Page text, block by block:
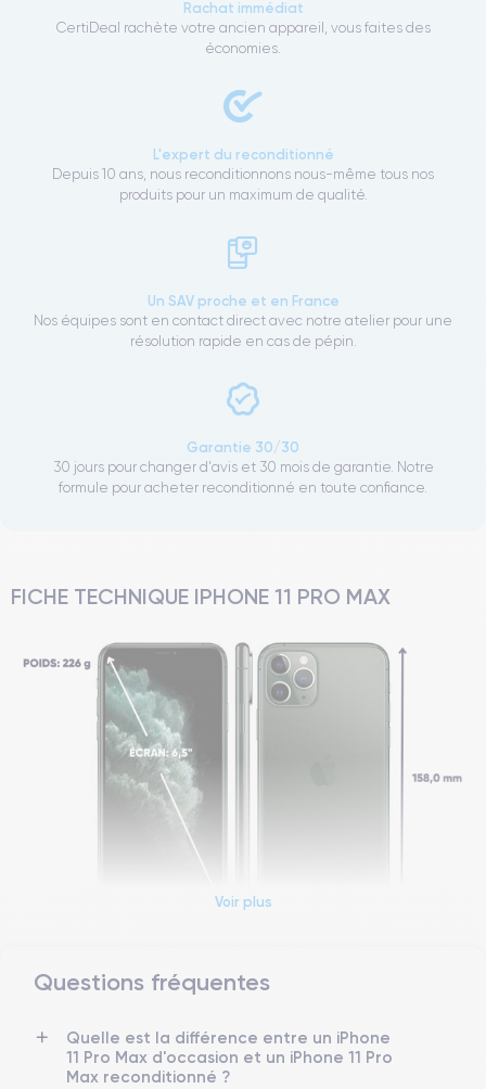
Rachat immédiat
CertiDeal rachète votre ancien appareil, vous faites des
économies.
L'expert du reconditionné
Depuis 10 ans, nous reconditionnons nous-même tous nos
produits pour un maximum de qualité.
Un SAV proche et en France
Nos équipes sont en contact direct avec notre atelier pour une
résolution rapide en cas de pépin.
Garantie 30/30
30 jours pour changer d'avis et 30 mois de garantie. Notre
formule pour acheter reconditionné en toute confiance.
FICHE TECHNIQUE IPHONE 11 PRO MAX
Dimensions et poids iPhone 11 Pro Max
Date de sortie
10/09/2019
Système exploitation
iOS (iOS 26)
Voir plus
Questions fréquentes
Quelle est la différence entre un iPhone
11 Pro Max d'occasion et un iPhone 11 Pro
Max reconditionné ?